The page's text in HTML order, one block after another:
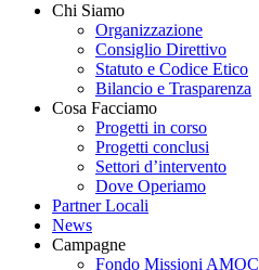
Chi Siamo
Organizzazione
Consiglio Direttivo
Statuto e Codice Etico
Bilancio e Trasparenza
Cosa Facciamo
Progetti in corso
Progetti conclusi
Settori d’intervento
Dove Operiamo
Partner Locali
News
Campagne
Fondo Missioni AMOC